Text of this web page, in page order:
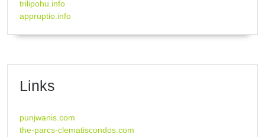
trilipohu.info
appruptio.info
Links
punjwanis.com
the-parcs-clematiscondos.com